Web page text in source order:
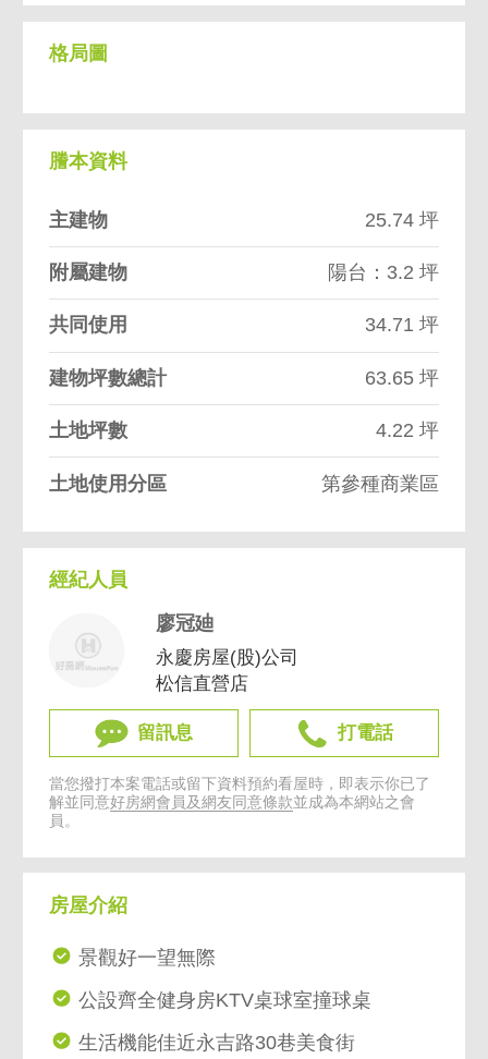
格局圖
謄本資料
主建物 25.74 坪
附屬建物 陽台：3.2 坪
共同使用 34.71 坪
建物坪數總計 63.65 坪
土地坪數 4.22 坪
土地使用分區 第參種商業區
經紀人員
廖冠廸
永慶房屋(股)公司
松信直營店
留訊息 打電話
當您撥打本案電話或留下資料預約看屋時，即表示你已了
解並同意好房網會員及網友同意條款並成為本網站之會
員。
房屋介紹
景觀好一望無際
公設齊全健身房KTV桌球室撞球桌
生活機能佳近永吉路30巷美食街